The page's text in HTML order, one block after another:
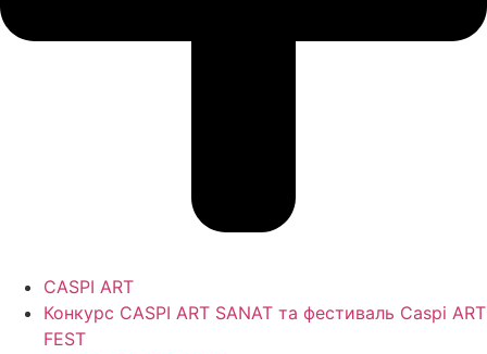
CASPI ART
Конкурс CASPI ART SANAT та фестиваль Caspi ART
FEST